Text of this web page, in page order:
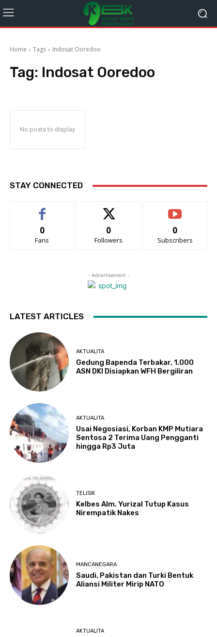
Home Tags Indosat Ooredoo
Tag: Indosat Ooredoo
No posts to display
STAY CONNECTED
0
Fans
0
Followers
0
Subscribers
- Advertisement -
LATEST ARTICLES
AKTUALITA
Gedung Bapenda Terbakar, 1.000
ASN DKI Disiapkan WFH Bergiliran
AKTUALITA
Usai Negosiasi, Korban KMP Mutiara
Sentosa 2 Terima Uang Pengganti
hingga Rp3 Juta
TELISIK
Kelbes Alm. Yurizal Tutup Kasus
Nirempatik Nakes
MANCANEGARA
Saudi, Pakistan dan Turki Bentuk
Aliansi Militer Mirip NATO
AKTUALITA